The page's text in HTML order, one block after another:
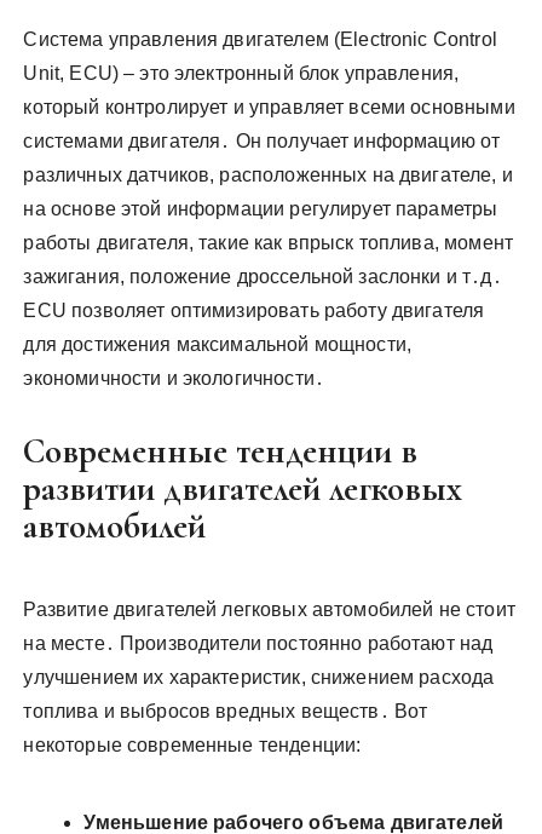
Система управления двигателем (Electronic Control
Unit, ECU) – это электронный блок управления,
который контролирует и управляет всеми основными
системами двигателя․ Он получает информацию от
различных датчиков, расположенных на двигателе, и
на основе этой информации регулирует параметры
работы двигателя, такие как впрыск топлива, момент
зажигания, положение дроссельной заслонки и т․д․
ECU позволяет оптимизировать работу двигателя
для достижения максимальной мощности,
экономичности и экологичности․
Современные тенденции в
развитии двигателей легковых
автомобилей
Развитие двигателей легковых автомобилей не стоит
на месте․ Производители постоянно работают над
улучшением их характеристик, снижением расхода
топлива и выбросов вредных веществ․ Вот
некоторые современные тенденции:
Уменьшение рабочего объема двигателей